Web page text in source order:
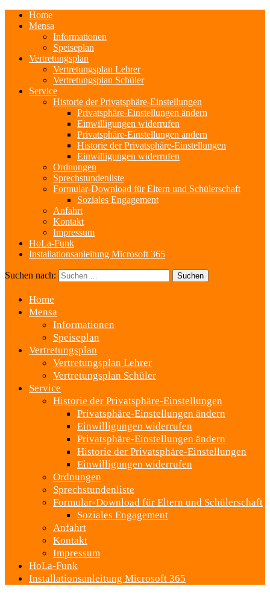
Home
Mensa
Informationen
Speiseplan
Vertretungsplan
Vertretungsplan Lehrer
Vertretungsplan Schüler
Service
Historie der Privatsphäre-Einstellungen
Privatsphäre-Einstellungen ändern
Einwilligungen widerrufen
Privatsphäre-Einstellungen ändern
Historie der Privatsphäre-Einstellungen
Einwilligungen widerrufen
Ordnungen
Sprechstundenliste
Formular-Download für Eltern und Schülerschaft
Soziales Engagement
Anfahrt
Kontakt
Impressum
HoLa-Funk
Installationsanleitung Microsoft 365
Suchen nach:
Home
Mensa
Informationen
Speiseplan
Vertretungsplan
Vertretungsplan Lehrer
Vertretungsplan Schüler
Service
Historie der Privatsphäre-Einstellungen
Privatsphäre-Einstellungen ändern
Einwilligungen widerrufen
Privatsphäre-Einstellungen ändern
Historie der Privatsphäre-Einstellungen
Einwilligungen widerrufen
Ordnungen
Sprechstundenliste
Formular-Download für Eltern und Schülerschaft
Soziales Engagement
Anfahrt
Kontakt
Impressum
HoLa-Funk
Installationsanleitung Microsoft 365